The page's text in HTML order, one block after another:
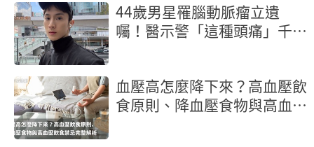
44歲男星罹腦動脈瘤立遺
囑！醫示警「這種頭痛」千萬
血壓高怎麼降下來？高血壓飲
食原則、降血壓食物與高血壓